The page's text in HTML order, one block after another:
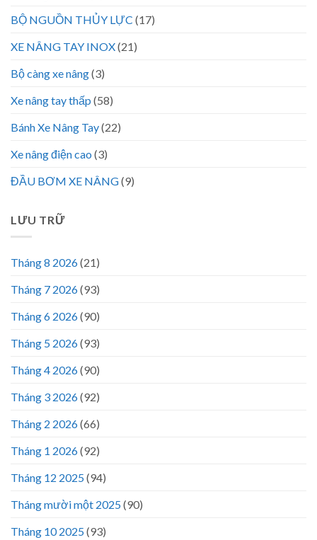
BỘ NGUỒN THỦY LỰC (17)
XE NÂNG TAY INOX(21)
Bộ càng xe nâng(3)
Xe nâng tay thấp (58)
Bánh Xe Nâng Tay(22)
Xe nâng điện cao (3)
ĐẦU BƠM XE NÂNG(9)
LƯU TRỮ
Tháng 8 2026(21)
Tháng 7 2026(93)
Tháng 6 2026(90)
Tháng 5 2026(93)
Tháng 4 2026(90)
Tháng 3 2026(92)
Tháng 2 2026(66)
Tháng 1 2026(92)
Tháng 12 2025(94)
Tháng mười một 2025(90)
Tháng 10 2025(93)